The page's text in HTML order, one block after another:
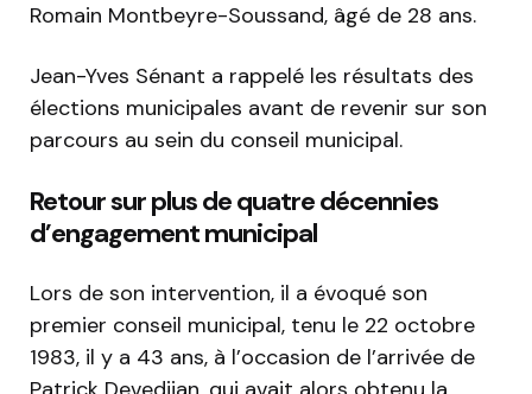
Romain Montbeyre-Soussand, âgé de 28 ans.
Jean-Yves Sénant a rappelé les résultats des
élections municipales avant de revenir sur son
parcours au sein du conseil municipal.
Retour sur plus de quatre décennies
d’engagement municipal
Lors de son intervention, il a évoqué son
premier conseil municipal, tenu le 22 octobre
1983, il y a 43 ans, à l’occasion de l’arrivée de